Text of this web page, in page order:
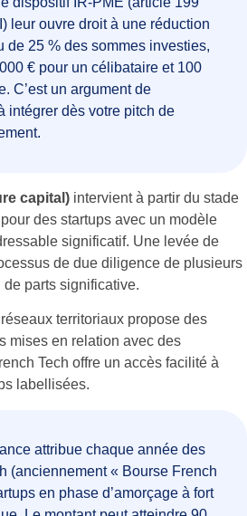
leur ouvre droit à une réduction
de 25 % des sommes investies,
€ pour un célibataire et 100
C’est un argument de
intégrer dès votre pitch de
capital) intervient à partir du stade
des startups avec un modèle
significatif. Une levée de
de due diligence de plusieurs
parts significative.
territoriaux propose des
mises en relation avec des
Tech offre un accès facilité à
labellisées.
attribue chaque année des
(anciennement « Bourse French
en phase d’amorçage à fort